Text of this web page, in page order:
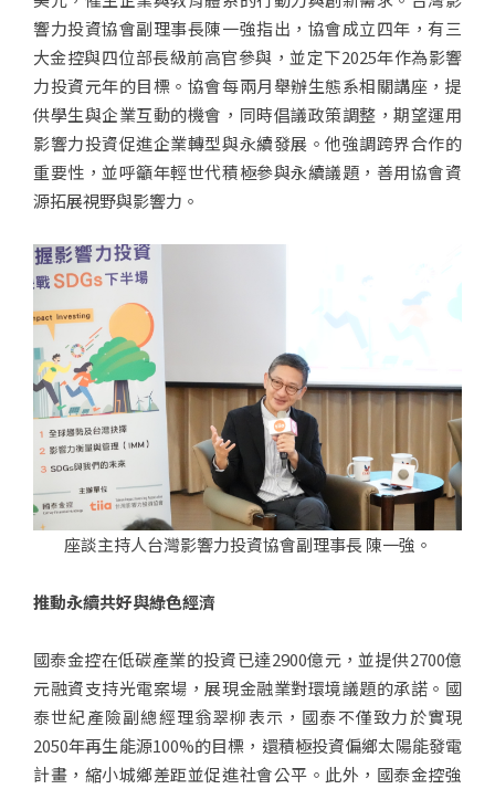
響力投資協會副理事長陳一強指出，協會成立四年，有三
大金控與四位部長級前高官參與，並定下2025年作為影響
力投資元年的目標。協會每兩月舉辦生態系相關講座，提
供學生與企業互動的機會，同時倡議政策調整，期望運用
影響力投資促進企業轉型與永續發展。他強調跨界合作的
重要性，並呼籲年輕世代積極參與永續議題，善用協會資
源拓展視野與影響力。
座談主持人台灣影響力投資協會副理事長 陳一強。
推動永續共好與綠色經濟
國泰金控在低碳產業的投資已達2900億元，並提供2700億
元融資支持光電案場，展現金融業對環境議題的承諾。國
泰世紀產險副總經理翁翠柳表示，國泰不僅致力於實現
2050年再生能源100%的目標，還積極投資偏鄉太陽能發電
計畫，縮小城鄉差距並促進社會公平。此外，國泰金控強